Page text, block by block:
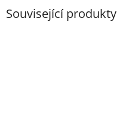
Související produkty